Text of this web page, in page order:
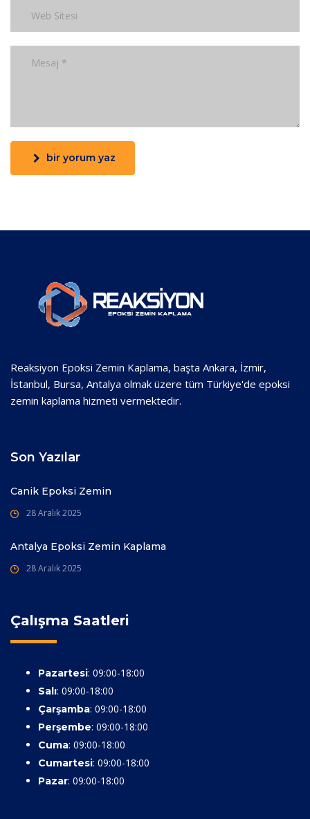
bir yorum yaz
Reaksiyon Epoksi Zemin Kaplama, başta Ankara, İzmir,
İstanbul, Bursa, Antalya olmak üzere tüm Türkiye'de epoksi
zemin kaplama hizmeti vermektedir.
Son Yazılar
Canik Epoksi Zemin
28 Aralık 2025
Antalya Epoksi Zemin Kaplama
28 Aralık 2025
Çalışma Saatleri
Pazartesi: 09:00-18:00
Salı: 09:00-18:00
Çarşamba: 09:00-18:00
Perşembe: 09:00-18:00
Cuma: 09:00-18:00
Cumartesi: 09:00-18:00
Pazar: 09:00-18:00